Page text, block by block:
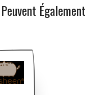
Également